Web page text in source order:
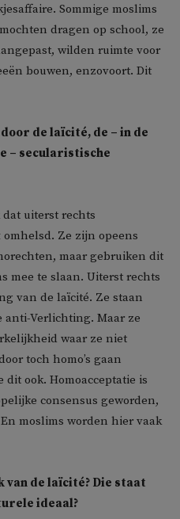
Sommige moslims
dragen op school, ze
wilden ruimte voor
bouwen, enzovoort. Dit
de laïcité, de – in de
– secularistische
uiterst rechts
Ze zijn opeens
maar gebruiken dit
mee te slaan. Uiterst rechts
van de laïcité. Ze staan
Verlichting. Maar ze
waar ze niet
toch homo’s gaan
ook. Homoacceptatie is
consensus geworden,
moslims worden hier vaak
de laïcité? Die staat
ideaal?